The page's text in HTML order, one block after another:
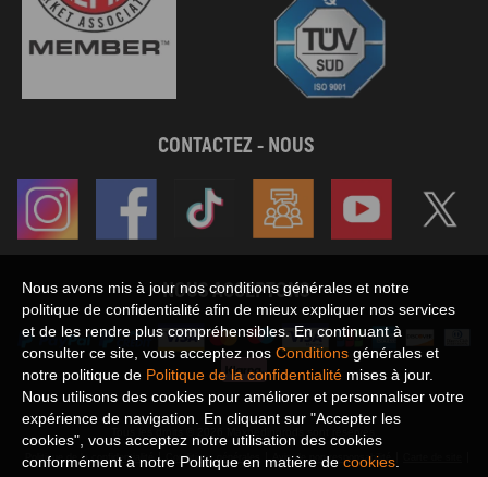
CONTACTEZ - NOUS
NOUS ACCEPTONS
Politique de la confidentialité Conditions générales Avis de non-responsabilité
Nous avons mis à jour nos conditions générales et notre
politique de confidentialité afin de mieux expliquer nos services
et de les rendre plus compréhensibles. En continuant à
consulter ce site, vous acceptez nos Conditions générales et
notre politique de Politique de la confidentialité mises à jour.
Nous utilisons des cookies pour améliorer et personnaliser votre
expérience de navigation. En cliquant sur "Accepter les
cookies", vous acceptez notre utilisation des cookies
conformément à notre Politique en matière de cookies